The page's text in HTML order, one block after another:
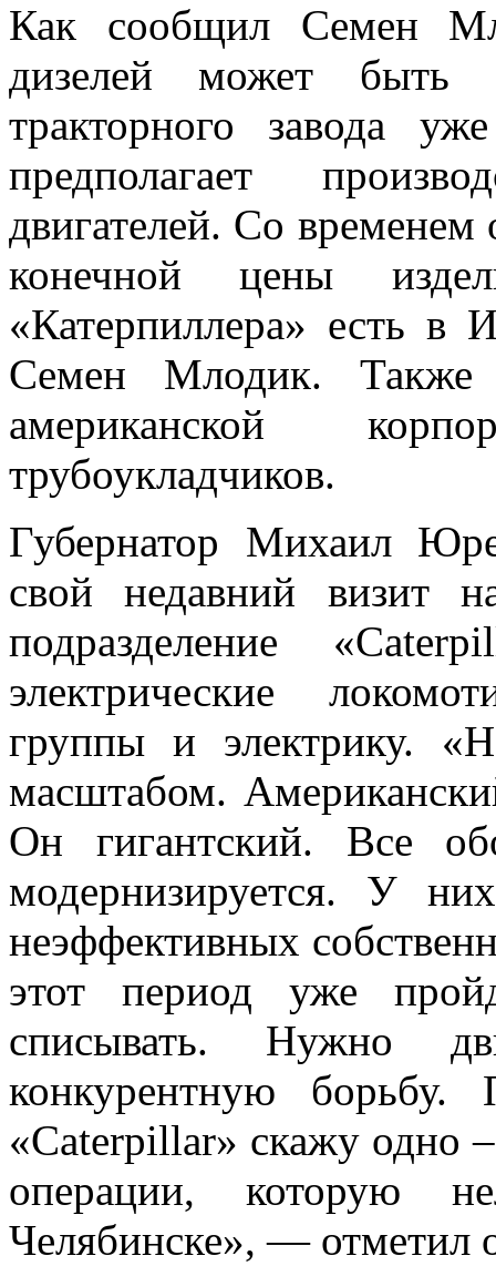
Как сообщил Семен
дизелей может быть
тракторного завода
предполагает
двигателей. Со временем
конечной цены
«Катерпиллера» есть в
Семен Млодик. Также
американской
трубоукладчиков.
Губернатор Михаил
свой недавний визит
подразделение
электрические
группы и электрику.
масштабом.
Он гигантский. Все
модернизируется. У
неэффективных
этот период уже
списывать. Нужно
конкурентную
«Caterpillar» скажу одно
операции, которую
Челябинске», — отметил